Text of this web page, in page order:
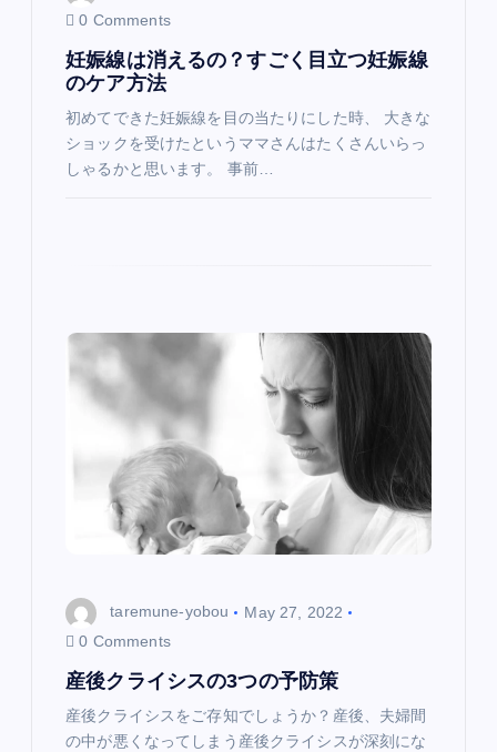
0 Comments
妊娠線は消えるの？すごく目立つ妊娠線
のケア方法
初めてできた妊娠線を目の当たりにした時、 大きな
ショックを受けたというママさんはたくさんいらっ
しゃるかと思います。 事前…
taremune-yobou
May 27, 2022
0 Comments
産後クライシスの3つの予防策
産後クライシスをご存知でしょうか？産後、夫婦間
の中が悪くなってしまう産後クライシスが深刻にな